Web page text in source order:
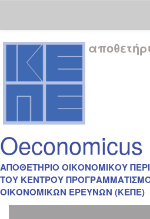
Skip
navigation
Oeconomicus
ΑΠΟΘΕΤΗΡΙΟ ΟΙΚΟΝΟΜΙΚΟΥ
ΤΟΥ ΚΕΝΤΡΟΥ
ΟΙΚΟΝΟΜΙΚΩΝ ΕΡΕΥΝΩΝ (ΚΕΠΕ)